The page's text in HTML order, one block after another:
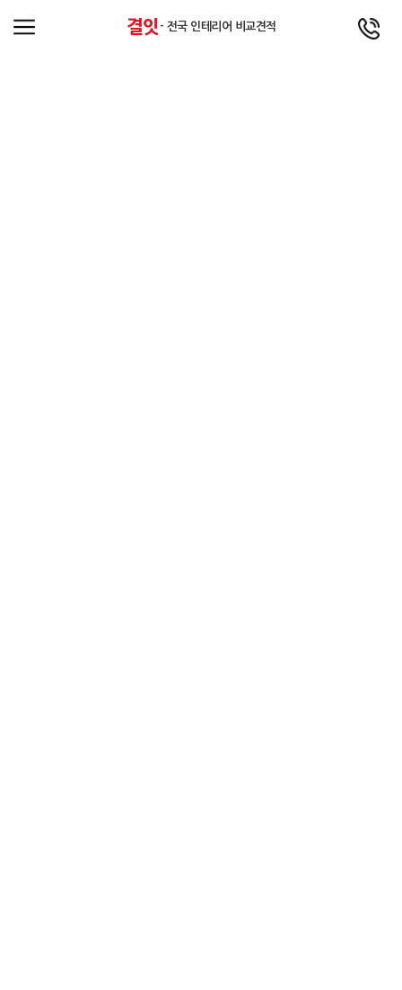
결잇 - 전국 인테리어 비교견적